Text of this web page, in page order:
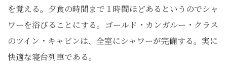
を覚える。夕食の時間まで１時間ほどあるというのでシャ
ワーを浴びることにする。ゴールド・カンガルー・クラス
のツイン・キャビンは、全室にシャワーが完備する。実に
快適な寝台列車である。